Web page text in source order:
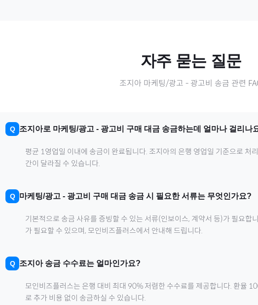
자주 묻는 질문
조지아 마케팅/광고 - 광고비 송금 관련
조지아로 마케팅/광고 - 광고비 구매 대금 송금하는데 얼마나 걸리나
평균 1영업일 이내에 송금이 완료됩니다. 조지아의 은행 영업일 기준으로 처
간이 달라질 수 있습니다.
마케팅/광고 - 광고비 구매 대금 송금 시 필요한 서류는 무엇인가요?
기본적으로 송금 사유를 증빙할 수 있는 서류(인보이스, 계약서 등)가 필요합
가 필요할 수 있으며, 모인비즈플러스에서 안내해 드립니다.
조지아송금 수수료는 얼마인가요?
모인비즈플러스는 은행 대비 최대 90% 저렴한 수수료를 제공합니다. 환율
로 추가 비용 없이 송금하실 수 있습니다.